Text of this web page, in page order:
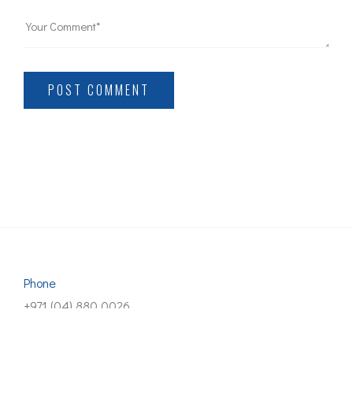
POST COMMENT
Phone
+971 (04) 880 0026